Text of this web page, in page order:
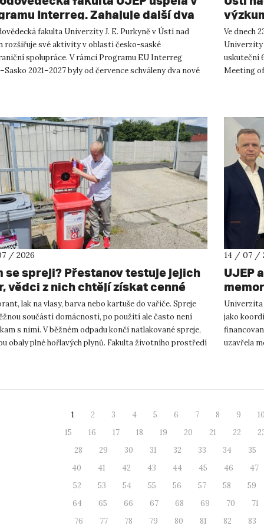
Interreg. Zahajuje další dva
projekty se saskými
fakulta Univerzity J. E. Purkyně v Ústí nad
rozšiřuje své aktivity v oblasti česko-saské
spolupráce. V rámci Programu EU Interreg
2021–2027 byly od července schváleny dva nové
Ve dnech
Univerzity
uskuteční
Meeting
/ 2026
se spreji? Přestanov testuje jejich
vědci z nich chtějí získat cenné
lak na vlasy, barva nebo kartuše do vařiče. Spreje
součástí domácností, po použití ale často není
s nimi. V běžném odpadu končí natlakované spreje,
obaly plné hořlavých plynů. Fakulta životního prostředí
14 / 07 /
UJEP
Univerzita
jako
uzavřela
1 2 3 4 5 6 7 8 9
15
16 17 18 19 20 21 22
28
29 30 31 32 33 34
35
40
41 42 43 44 45 46
47
52
53 54 55 56 57 58
59
64
65 66 67 68 69 70
71
76
77 78 79 80 81 82 83